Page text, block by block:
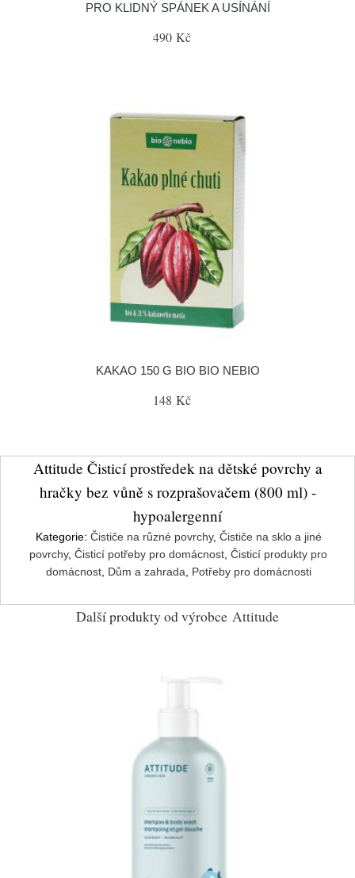
PRO KLIDNÝ SPÁNEK A USÍNÁNÍ
490 Kč
KAKAO 150 G BIO BIO NEBIO
148 Kč
Attitude Čisticí prostředek na dětské povrchy a
hračky bez vůně s rozprašovačem (800 ml) -
hypoalergenní
Kategorie: Čističe na různé povrchy, Čističe na sklo a jiné
povrchy, Čisticí potřeby pro domácnost Čisticí produkty pro
domácnost, Dům a zahrada Potřeby pro domácnosti
Další produkty od výrobce Attitude